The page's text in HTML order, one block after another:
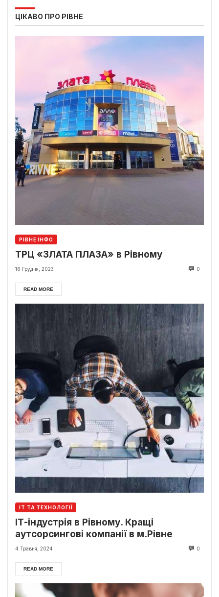
ЦІКАВО ПРО РІВНЕ
РІВНЕ ІНФО
ТРЦ «ЗЛАТА ПЛАЗА» в Рівному
16 Грудня, 2023 0
READ MORE
ІТ ТА ТЕХНОЛОГІЇ
ІТ-індустрія в Рівному. Кращі
аутсорсингові компанії в м.Рівне
4 Травня, 2024 0
READ MORE